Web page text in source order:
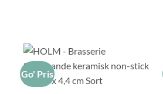
Go' Pris
+